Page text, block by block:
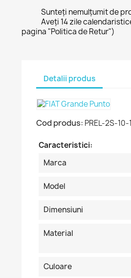
Sunteți nemulțumit de
Aveți 14 zile
pagina "Politica de Retur")
Detalii produs
Cod produs: PREL-2S-10-
Caracteristici:
Marca
Model
Dimensiuni
Material
Culoare